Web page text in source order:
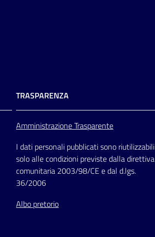
TRASPARENZA
Amministrazione Trasparente
I dati personali pubblicati sono riutilizzabili
solo alle condizioni previste dalla direttiva
comunitaria 2003/98/CE e dal d.lgs.
36/2006
Albo pretorio